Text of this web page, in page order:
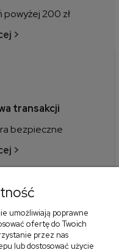
powyżej 200 zł
>
transakcji
bezpieczne
>
przyczyny
umożliwiają poprawne
ofertę do Twoich
przez nas
lub dostosować użycie